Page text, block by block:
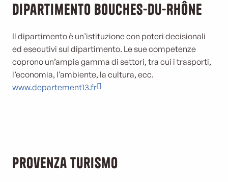
Dipartimento Bouches-du-Rhône
Il dipartimento è un’istituzione con poteri decisionali
ed esecutivi sul dipartimento. Le sue competenze
coprono un’ampia gamma di settori, tra cui i trasporti,
l’economia, l’ambiente, la cultura, ecc.
www.departement13.fr
Provenza Turismo